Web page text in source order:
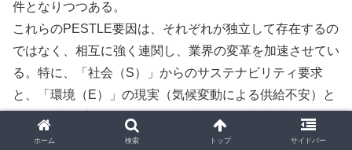
件となりつつある。
これらのPESTLE要因は、それぞれが独立して存在するの
ではなく、相互に強く連関し、業界の変革を加速させてい
る。特に、「社会（S）」からのサステナビリティ要求
と、「環境（E）」の現実（気候変動による供給不安）と
いう二重のプレッシャーが、従来の天然原料調達モデルの
限界を露呈させている。この構造的矛盾を解決する手段と
ホーム 検索 トップ サイドバー